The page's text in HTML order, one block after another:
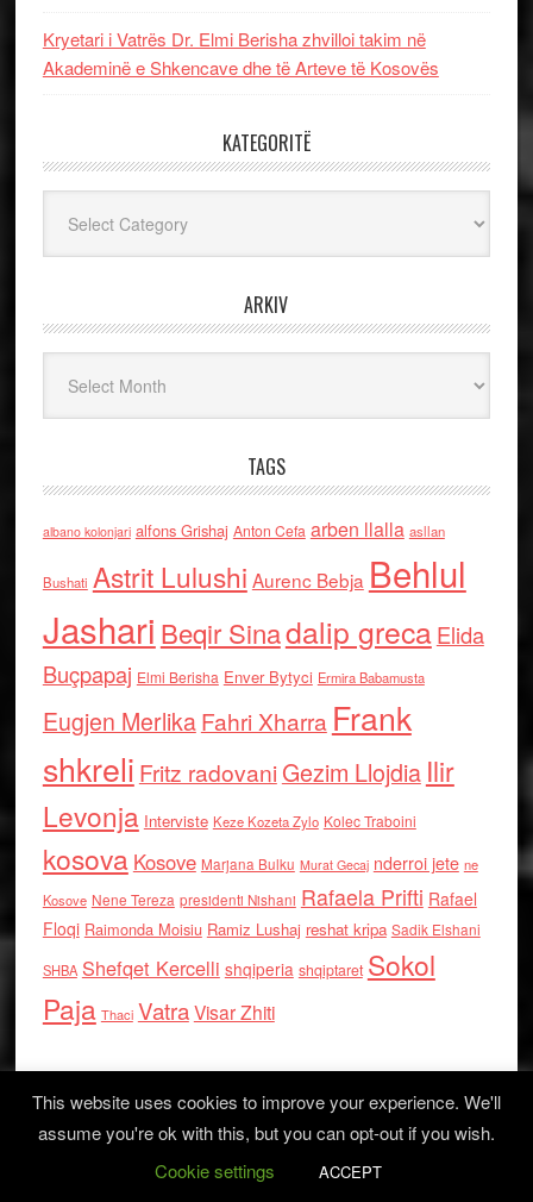
Kryetari i Vatrës Dr. Elmi Berisha zhvilloi takim në
Akademinë e Shkencave dhe të Arteve të Kosovës
KATEGORITË
ARKIV
TAGS
albano kolonjari alfons Grishaj Anton Cefa arben llalla asllan
Bushati Astrit Lulushi Aurenc Bebja Behlul
Jashari Beqir Sinadalip grecaElida
Buçpapaj Elmi Berisha Enver Bytyci Ermira Babamusta
Eugjen MerlikaFahri Xharra Frank
shkreli Fritz radovaniGezim Llojdia Ilir
Levonja Interviste Keze Kozeta Zylo Kolec Traboini
kosova Kosove Marjana Bulku Murat Gecaj nderroi jete ne
Kosove Nene Tereza presidenti Nishani Rafaela Prifti Rafael
Floqi Raimonda Moisiu Ramiz Lushaj reshat kripa Sadik Elshani
SHBA Shefqet Kercelli shqiperia shqiptaret Sokol
Paja Thaci VatraVisar Zhiti
Log in
This website uses cookies to improve your experience. We'll
assume you're ok with this, but you can opt-out if you wish.
Cookie settings
ACCEPT